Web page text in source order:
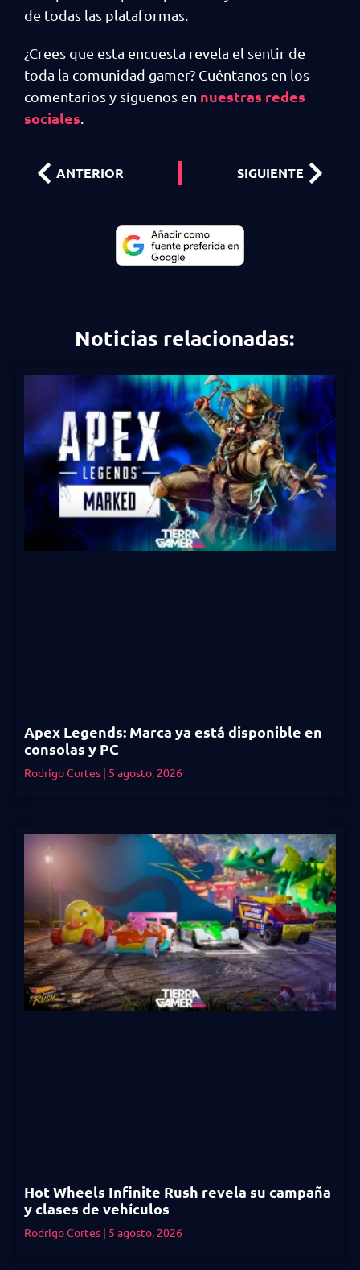
de todas las plataformas.
¿Crees que esta encuesta revela el sentir de
toda la comunidad gamer? Cuéntanos en los
comentarios y síguenos en nuestras redes
sociales
ANTERIOR SIGUIENTE
Noticias relacionadas:
Apex Legends: Marca ya está disponible en
consolas y PC
Rodrigo Cortes 5 agosto, 2026
Hot Wheels Infinite Rush revela su campaña
y clases de vehículos
Rodrigo Cortes 5 agosto, 2026